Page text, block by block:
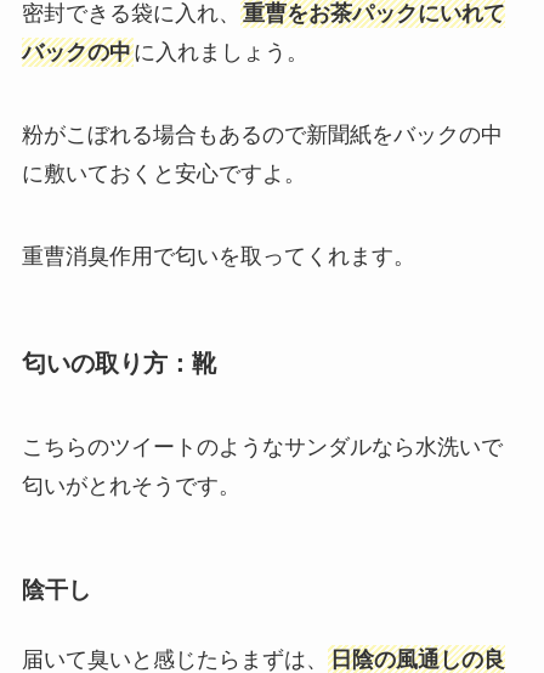
密封できる袋に入れ、 重曹をお茶パックにいれて
バックの中に入れましょう。
粉がこぼれる場合もあるので新聞紙をバックの中
に敷いておくと安心ですよ。
重曹消臭作用で匂いを取ってくれます。
匂いの取り方：靴
こちらのツイートのようなサンダルなら水洗いで
匂いがとれそうです。
陰干し
届いて臭いと感じたらまずは、 日陰の風通しの良